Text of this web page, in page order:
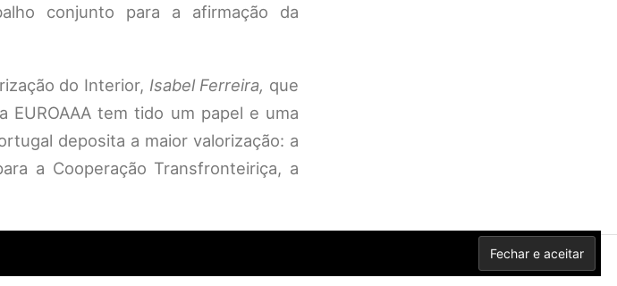
conjunto para a afirmação da
do Interior, Isabel Ferreira, que
EUROAAA tem tido um papel e uma
deposita a maior valorização: a
a Cooperação Transfronteiriça, a
Contactos